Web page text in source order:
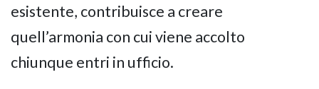
esistente, contribuisce a creare
quell’armonia con cui viene accolto
chiunque entri in ufficio.